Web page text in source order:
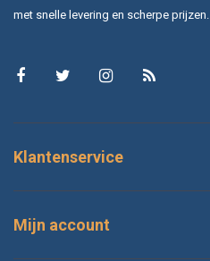
met snelle levering en scherpe prijzen.
Klantenservice
Mijn account